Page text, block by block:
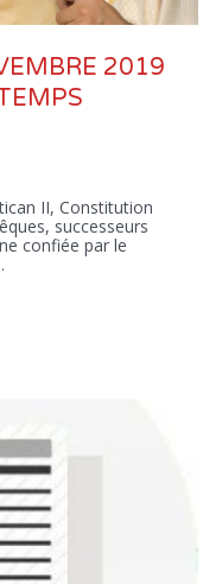
2019
II, Constitution
successeurs
confiée par le